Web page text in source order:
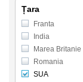
Țara
Franta
India
Marea Britanie
Romania
SUA